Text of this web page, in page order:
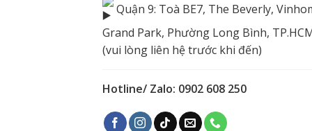
Quận 9: Toà BE7, The Beverly,
Grand Park, Phường Long Bình,
(vui lòng liên hệ trước khi đến)
Hotline/ Zalo: 0902 608 250